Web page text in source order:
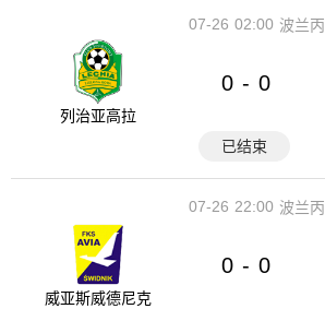
02:00
07-26 波兰丙
列治亚高拉
0 - 0
已结束
22:00
07-26 波兰丙
威亚斯威德尼克
0 - 0